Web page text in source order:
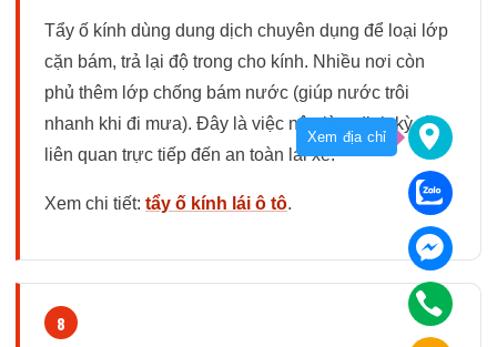
Tẩy ố kính dùng dung dịch chuyên dụng để loại lớp
cặn bám, trả lại độ trong cho kính. Nhiều nơi còn
phủ thêm lớp chống bám nước (giúp nước trôi
nhanh khi đi mưa). Đây là việc nên làm định kỳ vì
liên quan trực tiếp đến an toàn lái xe.
Xem chi tiết: tẩy ố kính lái ô tô.
8
Xem địa chỉ